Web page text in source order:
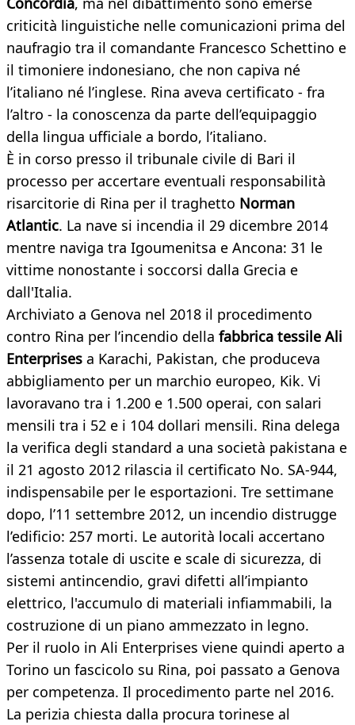
criticità linguistiche nelle comunicazioni prima del
naufragio tra il comandante Francesco Schettino e
il timoniere indonesiano, che non capiva né
l’italiano né l’inglese. Rina aveva certificato - fra
l’altro - la conoscenza da parte dell’equipaggio
della lingua ufficiale a bordo, l’italiano.
È in corso presso il tribunale civile di Bari il
processo per accertare eventuali responsabilità
risarcitorie di Rina per il traghetto Norman
Atlantic. La nave si incendia il 29 dicembre 2014
mentre naviga tra Igoumenitsa e Ancona: 31 le
vittime nonostante i soccorsi dalla Grecia e
dall'Italia.
Archiviato a Genova nel 2018 il procedimento
contro Rina per l’incendio della fabbrica tessile Ali
Enterprises a Karachi, Pakistan, che produceva
abbigliamento per un marchio europeo, Kik. Vi
lavoravano tra i 1.200 e 1.500 operai, con salari
mensili tra i 52 e i 104 dollari mensili. Rina delega
la verifica degli standard a una società pakistana e
il 21 agosto 2012 rilascia il certificato No. SA-944,
indispensabile per le esportazioni. Tre settimane
dopo, l’11 settembre 2012, un incendio distrugge
l’edificio: 257 morti. Le autorità locali accertano
l’assenza totale di uscite e scale di sicurezza, di
sistemi antincendio, gravi difetti all’impianto
elettrico, l'accumulo di materiali infiammabili, la
costruzione di un piano ammezzato in legno.
Per il ruolo in Ali Enterprises viene quindi aperto a
Torino un fascicolo su Rina, poi passato a Genova
per competenza. Il procedimento parte nel 2016.
La perizia chiesta dalla procura torinese al